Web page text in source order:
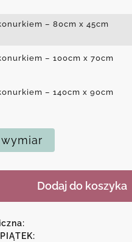
– 80cm x 45cm
– 100cm x 70cm
– 140cm x 90cm
Dodaj do koszyka